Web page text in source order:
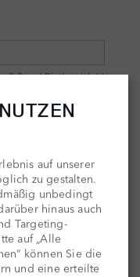
auf unserer
zu gestalten.
unbedingt
hinaus auch
Targeting-
auf „Alle
können Sie die
und eine erteilte